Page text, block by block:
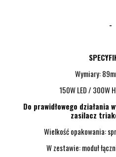
-
Wymiary:
150W LED / 300W
Do prawidłowego działania
zasilacz
Wielkość opakowania:
W zestawie: moduł